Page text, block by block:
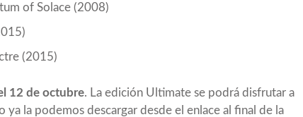
of Solace (2008)
(2015)
12 de octubre. La edición Ultimate se podrá disfrutar a
la podemos descargar desde el enlace al final de la